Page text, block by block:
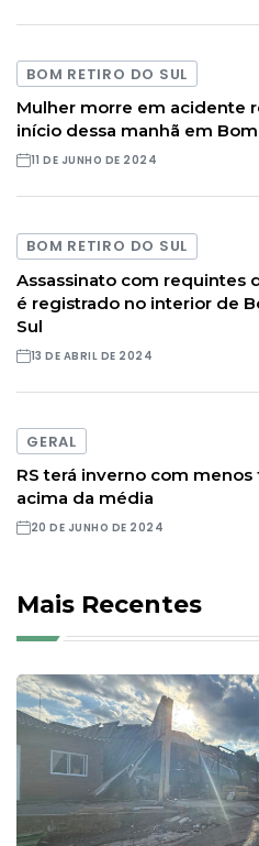
BOM RETIRO DO SUL
Mulher morre em acidente
início dessa manhã em
11 DE JUNHO DE 2024
BOM RETIRO DO SUL
Assassinato com requintes
é registrado no interior de
Sul
13 DE ABRIL DE 2024
GERAL
RS terá inverno com menos
acima da média
20 DE JUNHO DE 2024
Mais Recentes